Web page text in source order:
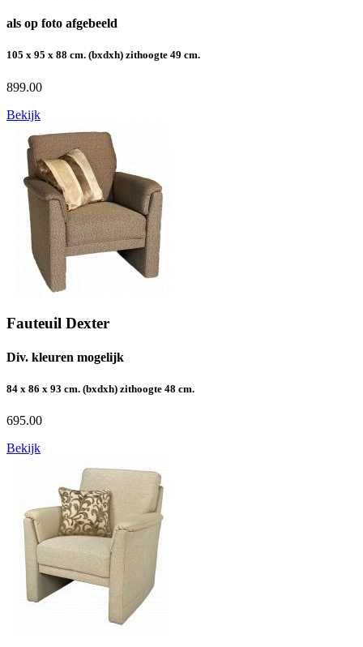
als op foto afgebeeld
105 x 95 x 88 cm. (bxdxh) zithoogte 49 cm.
899.00
Bekijk
Fauteuil Dexter
Div. kleuren mogelijk
84 x 86 x 93 cm. (bxdxh) zithoogte 48 cm.
695.00
Bekijk